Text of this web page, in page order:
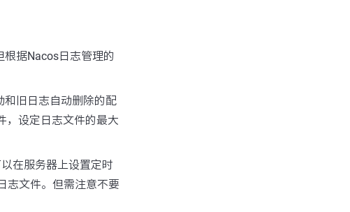
据Nacos日志管理的
旧日志自动删除的配
，设定日志文件的最大
在服务器上设置定时
志文件。但需注意不要